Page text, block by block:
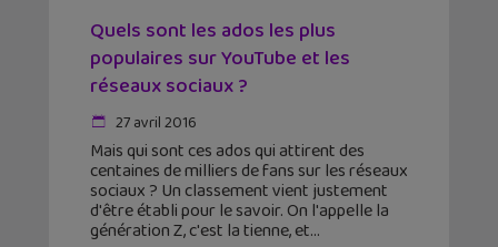
Quels sont les ados les plus
populaires sur YouTube et les
réseaux sociaux ?
27 avril 2016
Mais qui sont ces ados qui attirent des
centaines de milliers de fans sur les réseaux
sociaux ? Un classement vient justement
d'être établi pour le savoir. On l'appelle la
génération Z, c'est la tienne, et